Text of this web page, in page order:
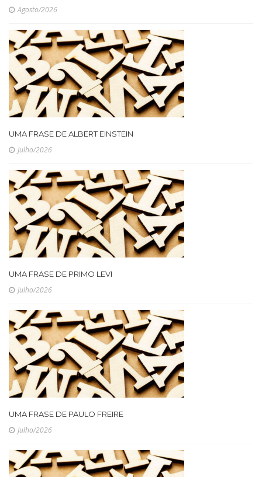
Agosto/2026
UMA FRASE DE ALBERT EINSTEIN
Julho/2026
UMA FRASE DE PRIMO LEVI
Julho/2026
UMA FRASE DE PAULO FREIRE
Julho/2026